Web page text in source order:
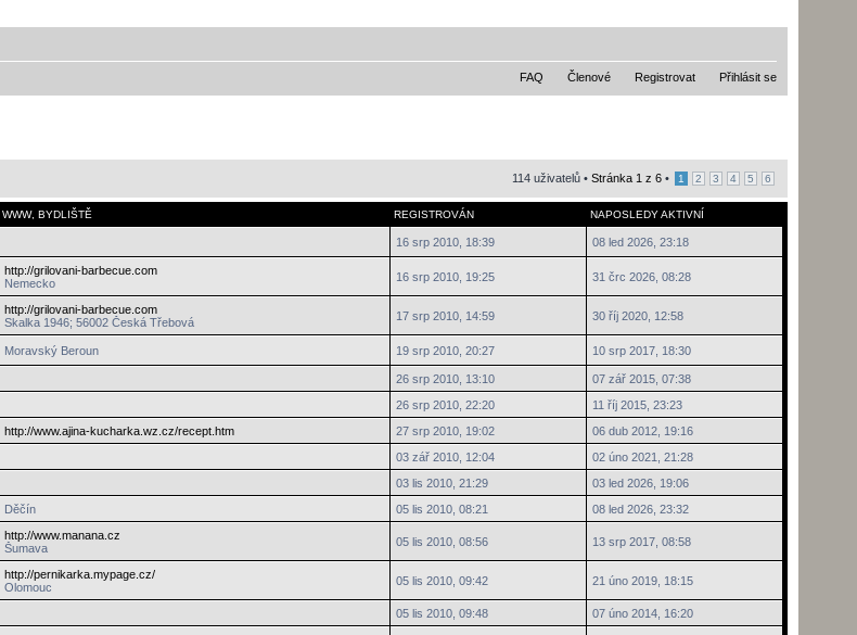
FAQ Členové Registrovat Přihlásit se
114 uživatelů •Stránka 1 z6 • 1 2 3 4 5 6
WWW, BYDLIŠTĚ REGISTROVÁN NAPOSLEDY AKTIVNÍ
16 srp 2010, 18:39 08 led 2026, 23:18
http://grilovani-barbecue.com
Nemecko
16 srp 2010, 19:25 31 črc 2026, 08:28
http://grilovani-barbecue.com
Skalka 1946; 56002 Česká Třebová
17 srp 2010, 14:59 30 říj 2020, 12:58
Moravský Beroun 19 srp 2010, 20:27 10 srp 2017, 18:30
26 srp 2010, 13:10
07 zář 2015, 07:38
26 srp 2010, 22:20
11 říj 2015, 23:23
http://www.ajina-kucharka.wz.cz/recept.htm 27 srp 2010, 19:02
06 dub 2012, 19:16
03 zář 2010, 12:04
02 úno 2021, 21:28
03 lis 2010, 21:29
03 led 2026, 19:06
Děčín 05 lis 2010, 08:21 08 led 2026, 23:32
http://www.manana.cz
Šumava
05 lis 2010, 08:56 13 srp 2017, 08:58
http://pernikarka.mypage.cz/
Olomouc
05 lis 2010, 09:42 21 úno 2019, 18:15
05 lis 2010, 09:48
07 úno 2014, 16:20